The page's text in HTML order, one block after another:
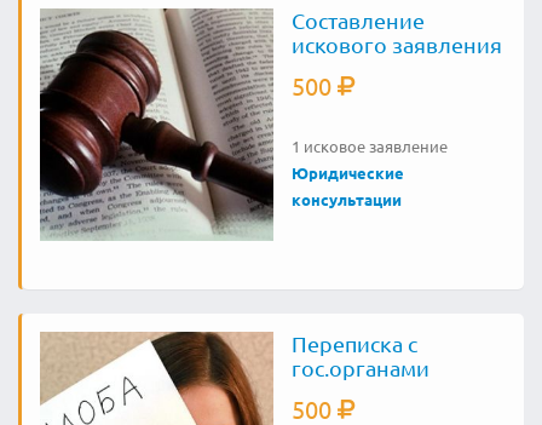
Составление
искового заявления
500
1 исковое заявление
Юридические
консультации
Переписка с
гос.органами
500